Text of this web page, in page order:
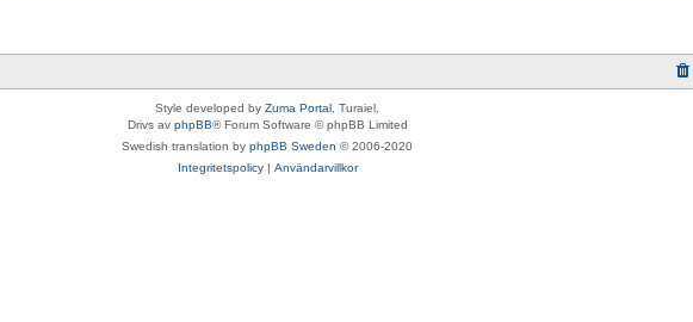
Style developed by Zuma Portal , Turaiel,
Drivs av phpBB® Forum Software © phpBB Limited
Swedish translation by phpBB Sweden © 2006-2020
Integritetspolicy| Användarvillkor